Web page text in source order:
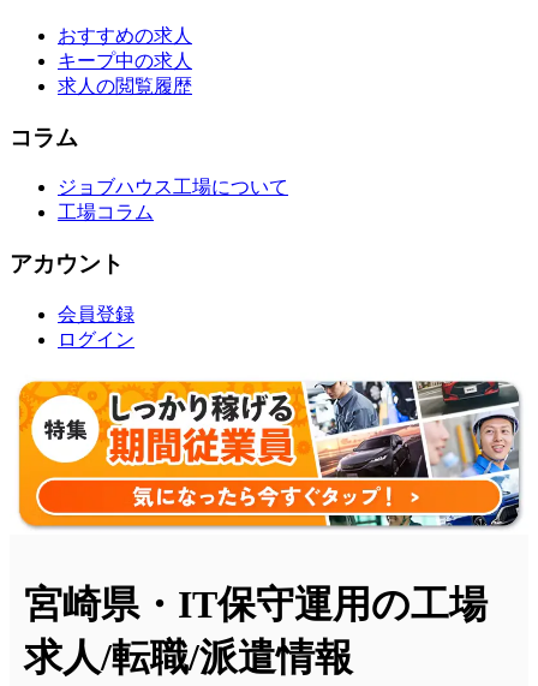
おすすめの求人
キープ中の求人
求人の閲覧履歴
コラム
ジョブハウス工場について
工場コラム
アカウント
会員登録
ログイン
宮崎県・IT保守運用の工場
求人/転職/派遣情報